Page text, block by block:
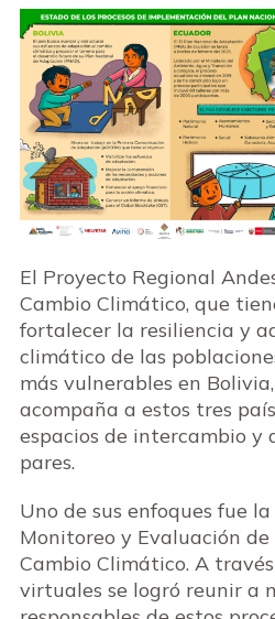
El Proyecto Regional
Cambio Climático, que
fortalecer la resiliencia y
climático de las
más vulnerables en
acompaña a estos tres
espacios de intercambio y
pares.
Uno de sus enfoques fue
Monitoreo y Evaluación
Cambio Climático. A
virtuales se logró reunir a